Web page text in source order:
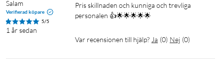
Salam
Verifierad köpare
5/5
1 år sedan
Pris skillnaden och kunniga och trevliga
personalen 👍🌟🌟🌟🌟🌟
Var recensionen till hjälp? Ja (0) Nej (0)